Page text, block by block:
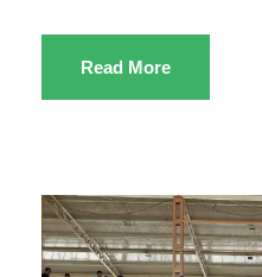
Read More